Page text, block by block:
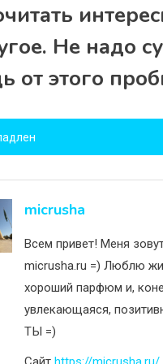
Не надо
от этого
micrusha
Всем привет! Меня
micrusha.ru =) Люблю
хороший парфюм и,
увлекающаяся,
ТЫ =)